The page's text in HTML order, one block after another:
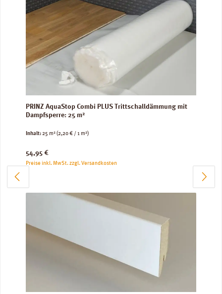
PRINZ AquaStop Combi PLUS Trittschalldämmung mit
Dampfsperre: 25 m²
Inhalt:25 m²(2,20 € / 1 m²)
Regulärer Preis:
54,95 €
Preise inkl. MwSt. zzgl. Versandkosten